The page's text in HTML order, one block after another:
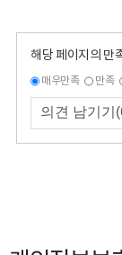
해당 페이지의 만
매우만족 만족